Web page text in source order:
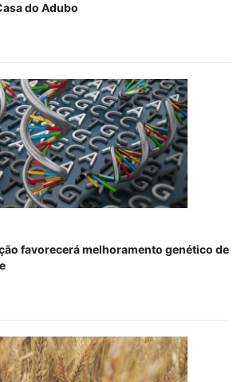
do Adubo
favorecerá melhoramento genético de